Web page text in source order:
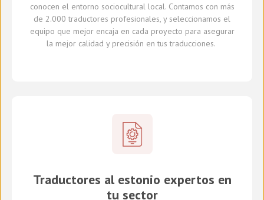
conocen el entorno sociocultural local.Contamos con más
de 2.000 traductores profesionales, y seleccionamos el
equipo que mejor encaja en cada proyecto para asegurar
la mejor calidad y precisión en tus traducciones.
Traductores al estonio expertos en
tu sector